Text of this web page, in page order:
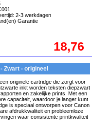
2-3 werkdagen
Garantie
18,76
Zwart - origineel
originele cartridge die zorgt voor
inkt worden teksten diepzwart
en zakelijke prints. Met een
capaciteit, waardoor je langer kunt
is speciaal ontworpen voor Canon
afdrukkwaliteit en probleemloze
waar consistente printkwaliteit